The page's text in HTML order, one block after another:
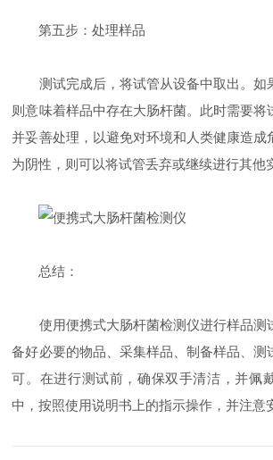
第五步：处理样品
测试完成后，将试管从设备中取出。如
则意味着样品中存在大肠杆菌。此时需要将
并妥善处理，以避免对环境和人类健康造成
为阴性，则可以将试管丢弃或继续进行其他
总结：
使用便携式大肠杆菌检测仪进行样品测
备好必要的物品、采集样品、制备样品、测
可。在进行测试前，确保双手清洁，并佩
中，按照使用说明书上的指示操作，并注意